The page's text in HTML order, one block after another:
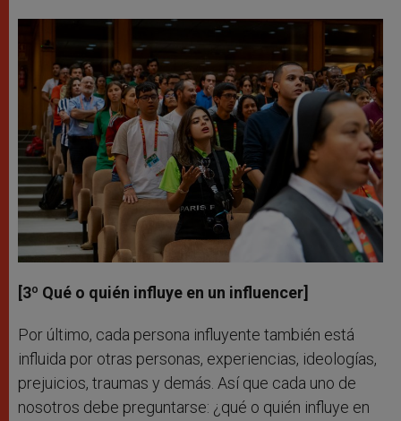
[3º Qué o quién influye en un influencer]
Por último, cada persona influyente también está
influida por otras personas, experiencias, ideologías,
prejuicios, traumas y demás. Así que cada uno de
nosotros debe preguntarse: ¿qué o quién influye en